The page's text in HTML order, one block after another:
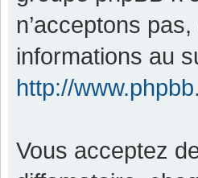
n’acceptons
informations au
http://
Vous acceptez